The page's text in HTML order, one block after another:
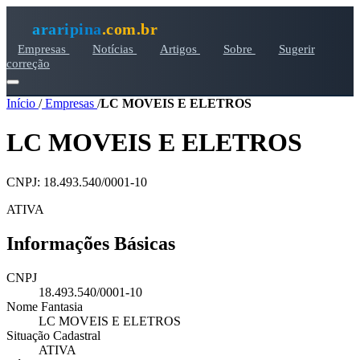
araripina.com.br
Empresas Notícias Artigos Sobre
Sugerir
correção
Início /Empresas /LC MOVEIS E ELETROS
LC MOVEIS E ELETROS
CNPJ: 18.493.540/0001-10
ATIVA
Informações Básicas
CNPJ
18.493.540/0001-10
Nome Fantasia
LC MOVEIS E ELETROS
Situação Cadastral
ATIVA